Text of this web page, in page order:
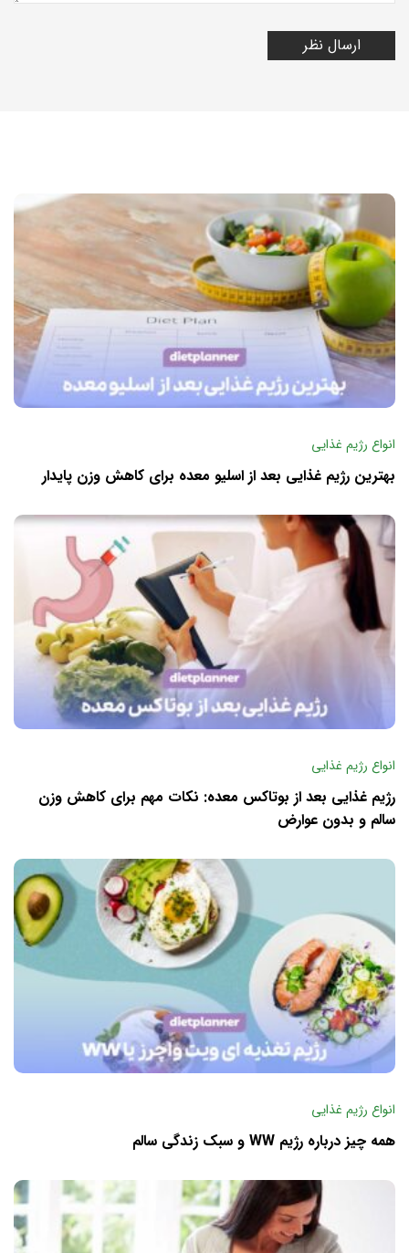
انواع رژیم غذایی
بهترین رژیم غذایی بعد از اسلیو معده برای کاهش وزن پایدار
انواع رژیم غذایی
رژیم غذایی بعد از بوتاکس معده: نکات مهم برای کاهش وزن
سالم و بدون عوارض
انواع رژیم غذایی
همه چیز درباره رژیم WW و سبک زندگی سالم